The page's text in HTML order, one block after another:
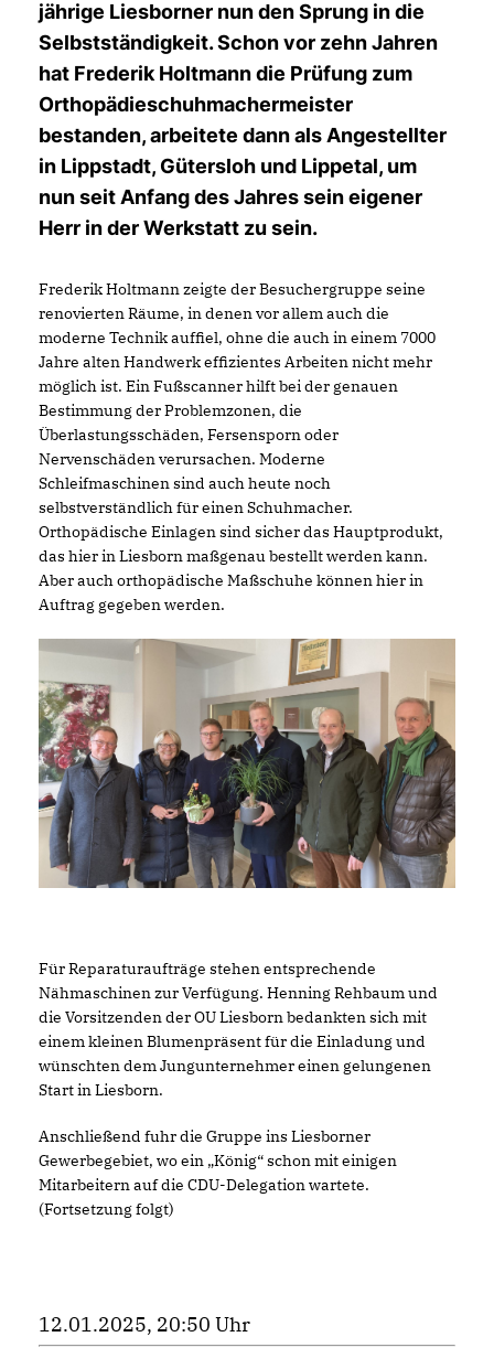
jährige Liesborner nun den Sprung in die
Selbstständigkeit. Schon vor zehn Jahren
hat Frederik Holtmann die Prüfung zum
Orthopädieschuhmachermeister
bestanden, arbeitete dann als Angestellter
in Lippstadt, Gütersloh und Lippetal, um
nun seit Anfang des Jahres sein eigener
Herr in der Werkstatt zu sein.
Frederik Holtmann zeigte der Besuchergruppe seine
renovierten Räume, in denen vor allem auch die
moderne Technik auffiel, ohne die auch in einem 7000
Jahre alten Handwerk effizientes Arbeiten nicht mehr
möglich ist. Ein Fußscanner hilft bei der genauen
Bestimmung der Problemzonen, die
Überlastungsschäden, Fersensporn oder
Nervenschäden verursachen. Moderne
Schleifmaschinen sind auch heute noch
selbstverständlich für einen Schuhmacher.
Orthopädische Einlagen sind sicher das Hauptprodukt,
das hier in Liesborn maßgenau bestellt werden kann.
Aber auch orthopädische Maßschuhe können hier in
Auftrag gegeben werden.
Für Reparaturaufträge stehen entsprechende
Nähmaschinen zur Verfügung. Henning Rehbaum und
die Vorsitzenden der OU Liesborn bedankten sich mit
einem kleinen Blumenpräsent für die Einladung und
wünschten dem Jungunternehmer einen gelungenen
Start in Liesborn.
Anschließend fuhr die Gruppe ins Liesborner
Gewerbegebiet, wo ein „König“ schon mit einigen
Mitarbeitern auf die CDU-Delegation wartete.
(Fortsetzung folgt)
12.01.2025, 20:50 Uhr